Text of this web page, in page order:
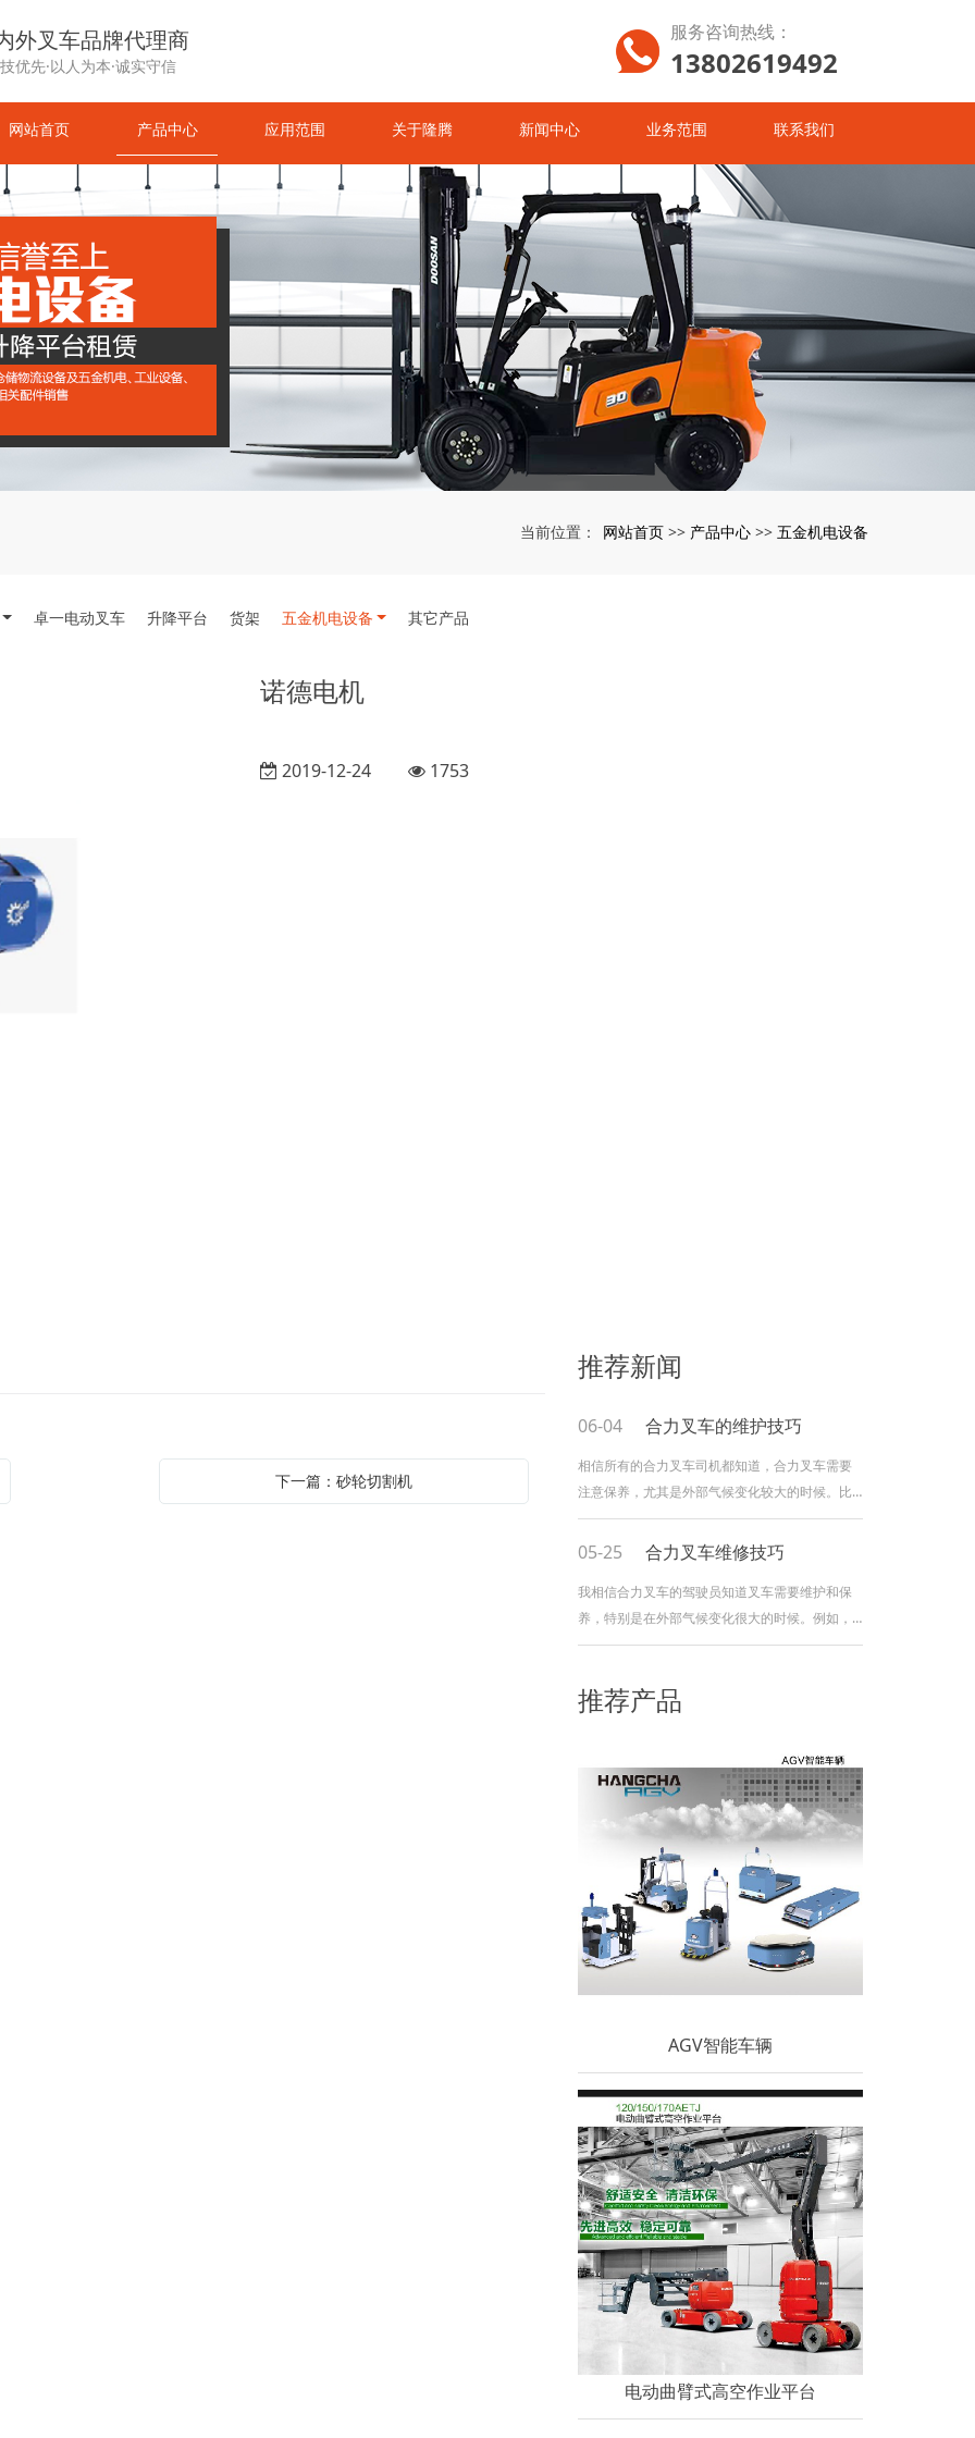
外叉车品牌代理商
优先·以人为本·诚实守信
服务咨询热线：
13802619492
网站首页 产品中心 应用范围 关于隆腾 新闻中心 业务范围 联系我们
当前位置： 网站首页 >> 产品中心 >> 五金机电设备
卓一电动叉车 升降平台 货架 五金机电设备 其它产品
诺德电机
2019-12-24 1753
下一篇：砂轮切割机
推荐新闻
06-04 合力叉车的维护技巧
相信所有的合力叉车司机都知道，合力叉车需要
注意保养，尤其是外部气候变化较大的时候。比
如夏天和秋天，叉车要特别注意保养。
一、合力叉车车辆外部维护: 夏秋两季，
果车身有划痕，很容易受潮生锈。因此，如果合
力叉车外部有划痕，应及时进行油漆处理，以避
免划痕受潮生锈。因为我们无法控制天气，雨水
好合力叉车
05-25 合力叉车维修技巧
我相信合力叉车的驾驶员知道叉车需要维护和保
养，特别是在外部气候变化很大的时候。例如，
在夏季和秋季，应特别小心叉车。 1.合力
和黄昏会有更多的露水，合力叉车的外部经常很
喷涂，以免刮痕部位受潮和生锈。由于我们无法
控制天气，雨水腐蚀，直射阳光等会影响叉车，
推荐产品
AGV智能车辆
电动曲臂式高空作业平台